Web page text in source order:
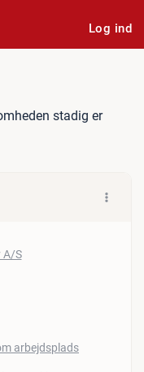
Log ind
stadig er